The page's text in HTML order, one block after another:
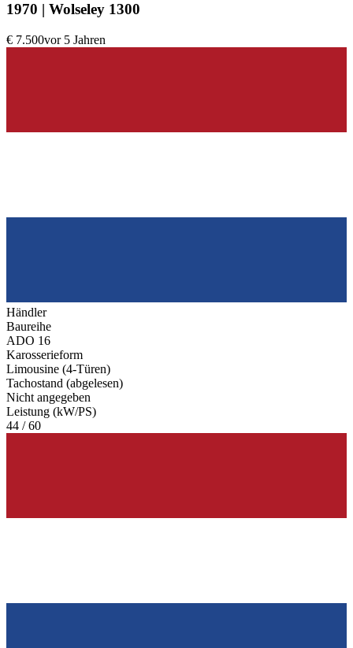
1970 | Wolseley 1300
€ 7.500vor 5 Jahren
Händler
Baureihe
ADO 16
Karosserieform
Limousine (4-Türen)
Tachostand (abgelesen)
Nicht angegeben
Leistung (kW/PS)
44 / 60